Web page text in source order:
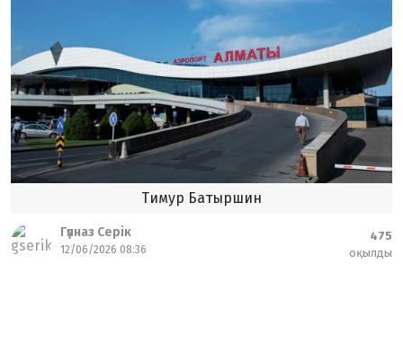
Тимур Батыршин
Гүлназ Серік
12/06/2026 08:36
475
оқылды